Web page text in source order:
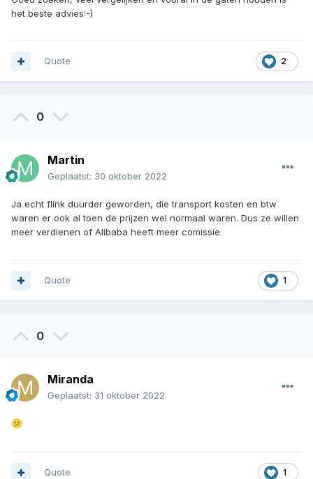
het beste advies:-)
2
Quote
0
Martin
Geplaatst: 30 oktober 2022
Ja echt flink duurder geworden, die transport kosten en btw
waren er ook al toen de prijzen wel normaal waren. Dus ze willen
meer verdienen of Alibaba heeft meer comissie
1
Quote
0
Miranda
Geplaatst: 31 oktober 2022
😕
1
Quote